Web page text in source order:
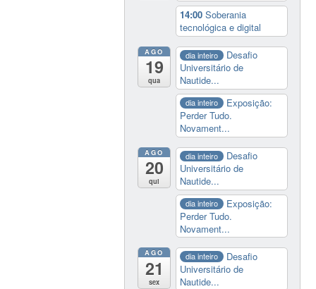
14:00Soberania
tecnológica e digital
AGO
19
qua
dia inteiro
Desafio
Universitário de
Nautide...
dia inteiro
Exposição:
Perder Tudo.
Novament...
AGO
20
qui
dia inteiro
Desafio
Universitário de
Nautide...
dia inteiro
Exposição:
Perder Tudo.
Novament...
AGO
21
sex
dia inteiro
Desafio
Universitário de
Nautide...